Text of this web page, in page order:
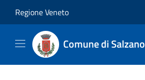
Regione Veneto
Comune di Salzano